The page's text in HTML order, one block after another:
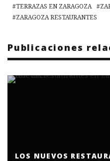
TERRAZAS EN ZARAGOZA
ZARAGOZA RESTAURANTES
Publicaciones
LOS NUEVOS